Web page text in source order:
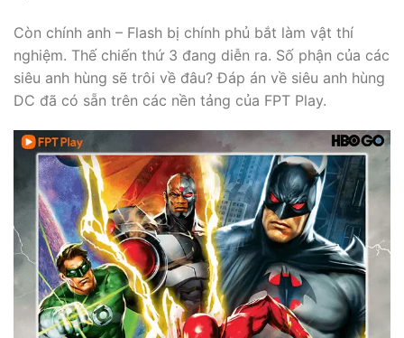
Còn chính anh – Flash bị chính phủ bắt làm vật thí
nghiệm. Thế chiến thứ 3 đang diễn ra. Số phận của các
siêu anh hùng sẽ trôi về đâu? Đáp án về siêu anh hùng
DC đã có sẵn trên các nền tảng của FPT Play.